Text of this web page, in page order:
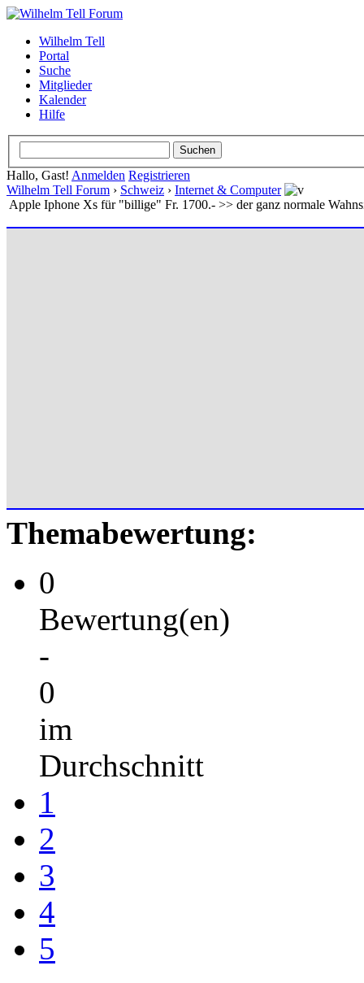
Wilhelm Tell
Portal
Suche
Mitglieder
Kalender
Hilfe
Hallo, Gast! Anmelden Registrieren
Wilhelm Tell Forum › Schweiz › Internet & Computer
Apple Iphone Xs für "billige" Fr. 1700.- >> der ganz normale
Themabewertung:
0
Bewertung(en)
-
0
im
Durchschnitt
1
2
3
4
5